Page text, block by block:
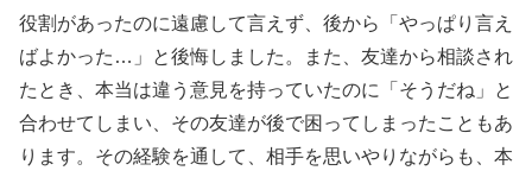
役割があったのに遠慮して言えず、後から「やっぱり言え
ばよかった…」と後悔しました。また、友達から相談され
たとき、本当は違う意見を持っていたのに「そうだね」と
合わせてしまい、その友達が後で困ってしまったこともあ
ります。その経験を通して、相手を思いやりながらも、本